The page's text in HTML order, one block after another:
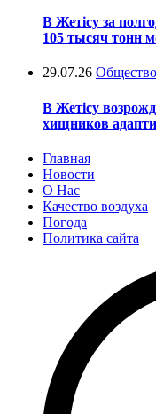
В Жетісу за
105 тысяч тонн
29.07.26 Общество
В Жетісу
хищников
Главная
Новости
О Нас
Качество воздуха
Погода
Политика сайта